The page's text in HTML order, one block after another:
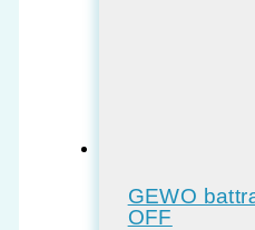
GEWO
OFF